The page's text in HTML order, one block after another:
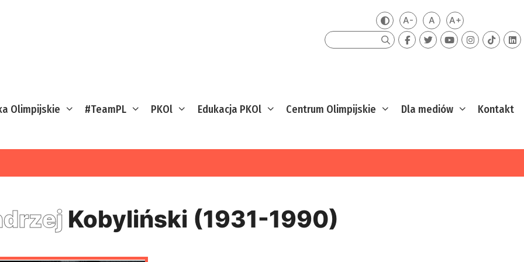
Zmień kontrast
A-Mniejsza czcionka
ADomyślna czcionka
A+Większa
Szukaj
Olimpijskie #TeamPL PKOl Edukacja PKOl Centrum Olimpijskie Dla mediów Kontakt
Kobyliński (1931-1990)